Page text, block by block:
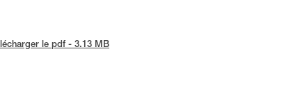
le pdf - 3.13 MB